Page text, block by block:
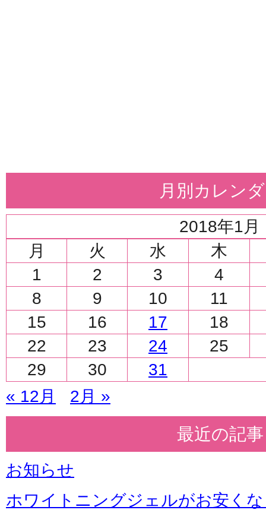
月別カレン
2018年1月
月
火 水
木
1
2 3
4
8
9 10
11
15
16 17
18
22
23 24
25
29
30 31
« 12月 2月 »
最近の記事
お知らせ
ホワイトニングジェルがお安く